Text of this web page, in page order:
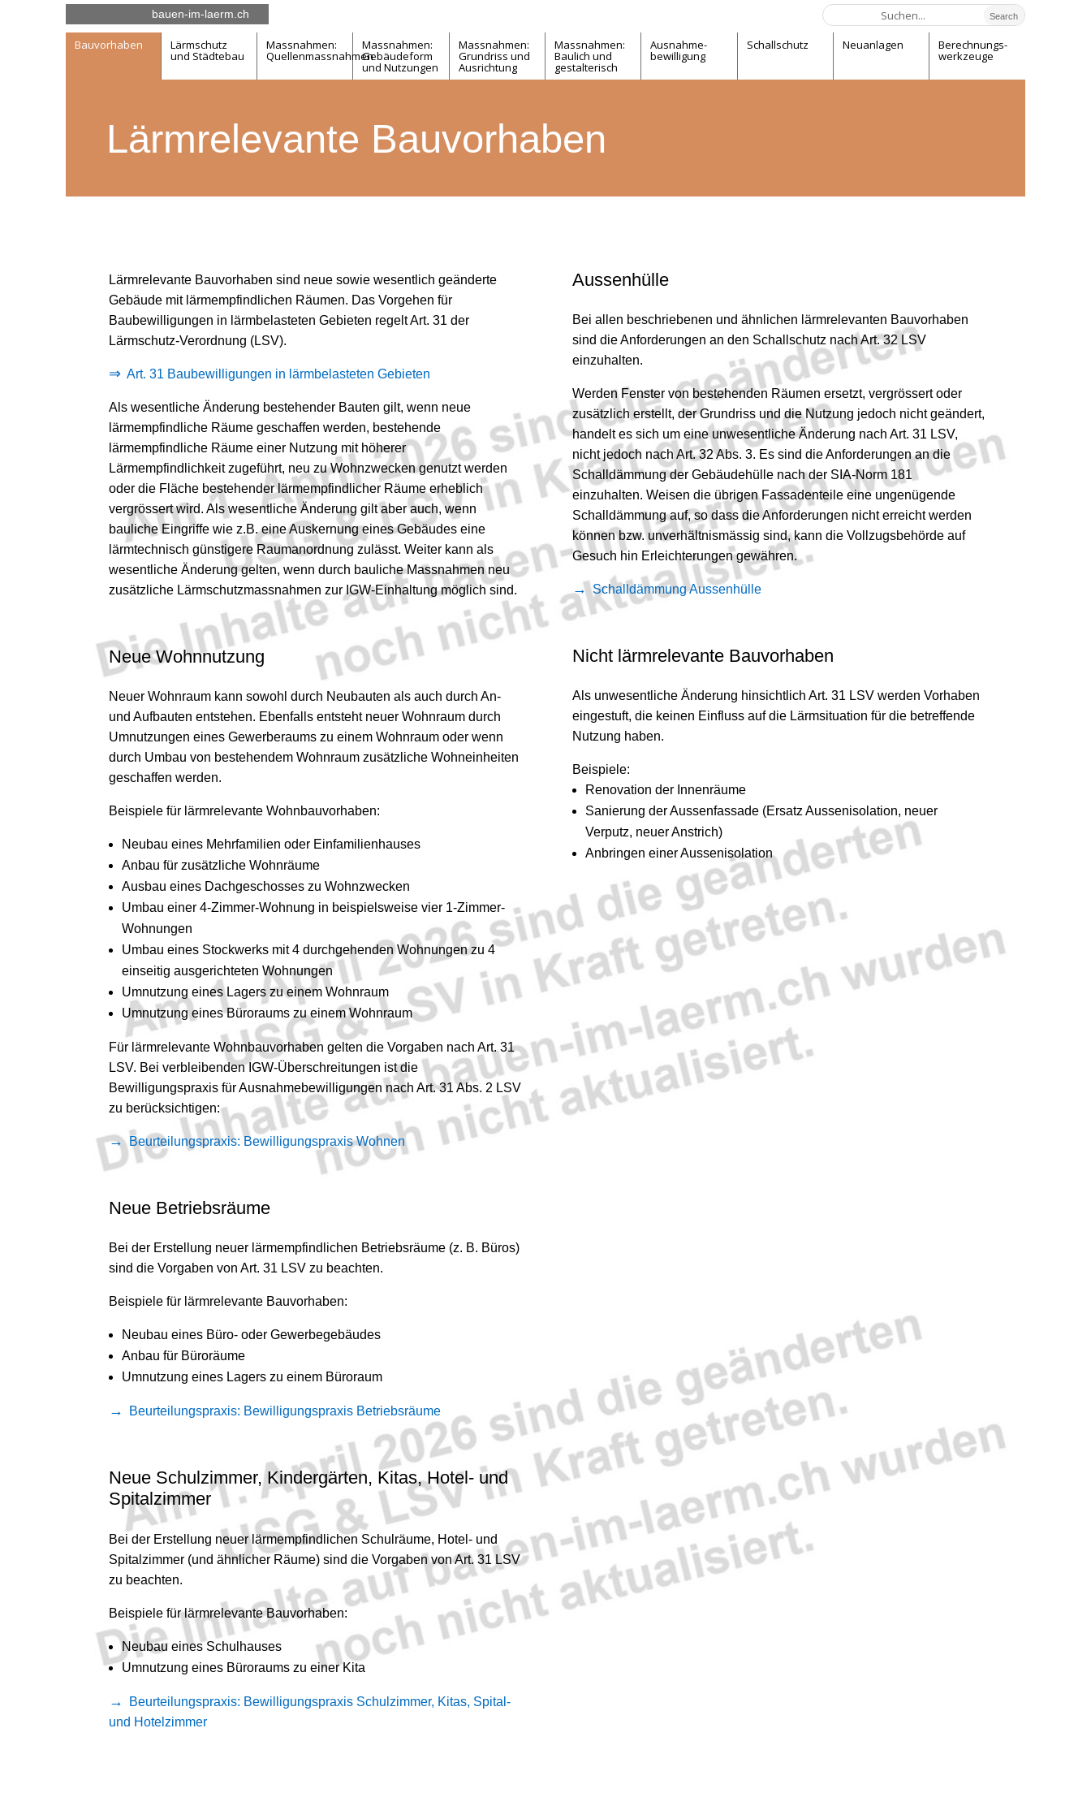
bauen-im-laerm.ch
Bauvorhaben Lärmschutz
und Städtebau
Massnahmen:
Quellen­­massnahmen
Massnahmen:
Gebäudeform
und Nutzungen
Massnahmen:
Grundriss und
Ausrichtung
Massnahmen:
Baulich und
gestalterisch
Ausnahme-
­­­bewilligung
Schallschutz Neuanlagen Berechnungs-
­­werk­zeuge
Lärmrelevante Bauvorhaben
Lärmrelevante Bauvorhaben sind neue sowie wesentlich geänderte
Gebäude mit lärmempfindlichen Räumen. Das Vorgehen für
Baubewilligungen in lärmbelasteten Gebieten regelt Art. 31 der
Lärmschutz-Verordnung (LSV).
Art. 31 Baubewilligungen in lärmbelasteten Gebieten
Als wesentliche Änderung bestehender Bauten gilt, wenn neue
lärmempfindliche Räume geschaffen werden, bestehende
lärmempfindliche Räume einer Nutzung mit höherer
Lärmempfindlichkeit zugeführt, neu zu Wohnzwecken genutzt werden
oder die Fläche bestehender lärmempfindlicher Räume erheblich
vergrössert wird. Als wesentliche Änderung gilt aber auch, wenn
bauliche Eingriffe wie z.B. eine Auskernung eines Gebäudes eine
lärmtechnisch günstigere Raumanordnung zulässt. Weiter kann als
wesentliche Änderung gelten, wenn durch bauliche Massnahmen neu
zusätzliche Lärmschutz­­massnahmen zur IGW-Einhaltung möglich sind.
Neue Wohnnutzung
Neuer Wohnraum kann sowohl durch Neubauten als auch durch An-
und Aufbauten entstehen. Ebenfalls entsteht neuer Wohnraum durch
Umnutzungen eines Gewerberaums zu einem Wohnraum oder wenn
durch Umbau von bestehendem Wohnraum zusätzliche Wohneinheiten
geschaffen werden.
Beispiele für lärmrelevante Wohnbauvorhaben:
Neubau eines Mehrfamilien oder Einfamilienhauses
Anbau für zusätzliche Wohnräume
Ausbau eines Dachgeschosses zu Wohnzwecken
Umbau einer 4-Zimmer-Wohnung in beispielsweise vier 1-Zimmer-
Wohnungen
Umbau eines Stockwerks mit 4 durchgehenden Wohnungen zu 4
einseitig ausgerichteten Wohnungen
Umnutzung eines Lagers zu einem Wohnraum
Umnutzung eines Büroraums zu einem Wohnraum
Für lärmrelevante Wohnbauvorhaben gelten die Vorgaben nach Art. 31
LSV. Bei verbleibenden IGW-Überschreitungen ist die
Bewilligungspraxis für Ausnahmebewilligungen nach Art. 31 Abs. 2 LSV
zu berücksichtigen:
Beurteilungspraxis: Bewilligungspraxis Wohnen
Neue Betriebsräume
Bei der Erstellung neuer lärmempfindlichen Betriebsräume (z. B. Büros)
sind die Vorgaben von Art. 31 LSV zu beachten.
Beispiele für lärmrelevante Bauvorhaben:
Neubau eines Büro- oder Gewerbegebäudes
Anbau für Büroräume
Umnutzung eines Lagers zu einem Büroraum
Beurteilungspraxis: Bewilligungspraxis Betriebsräume
Neue Schulzimmer, Kindergärten, Kitas, Hotel- und
Spitalzimmer
Bei der Erstellung neuer lärmempfindlichen Schulräume, Hotel- und
Spitalzimmer (und ähnlicher Räume) sind die Vorgaben von Art. 31 LSV
zu beachten.
Beispiele für lärmrelevante Bauvorhaben:
Neubau eines Schulhauses
Umnutzung eines Büroraums zu einer Kita
Beurteilungspraxis: Bewilligungspraxis Schulzimmer, Kitas, Spital-
und Hotelzimmer
Aussenhülle
Bei allen beschriebenen und ähnlichen lärmrelevanten Bauvorhaben
sind die Anforderungen an den Schallschutz nach Art. 32 LSV
einzuhalten.
Werden Fenster von bestehenden Räumen ersetzt, vergrössert oder
zusätzlich erstellt, der Grundriss und die Nutzung jedoch nicht geändert,
handelt es sich um eine unwesentliche Änderung nach Art. 31 LSV,
nicht jedoch nach Art. 32 Abs. 3. Es sind die Anforderungen an die
Schalldämmung der Gebäudehülle nach der SIA-Norm 181
einzuhalten. Weisen die übrigen Fassadenteile eine ungenügende
Schalldämmung auf, so dass die Anforderungen nicht erreicht werden
können bzw. unverhältnismässig sind, kann die Vollzugsbehörde auf
Gesuch hin Erleichterungen gewähren.
Schalldämmung Aussenhülle
Nicht lärmrelevante Bauvorhaben
Als unwesentliche Änderung hinsichtlich Art. 31 LSV werden Vorhaben
eingestuft, die keinen Einfluss auf die Lärmsituation für die betreffende
Nutzung haben.
Beispiele:
Renovation der Innenräume
Sanierung der Aussenfassade (Ersatz Aussenisolation, neuer
Verputz, neuer Anstrich)
Anbringen einer Aussenisolation